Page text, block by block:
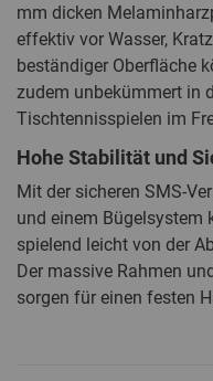
mm dicken
effektiv vor Wasser,
beständiger Oberfläche
zudem unbekümmert in
Tischtennisspielen im
Hohe Stabilität und
Mit der sicheren SMS-
und einem Bügelsystem
spielend leicht von der
Der massive Rahmen
sorgen für einen festen